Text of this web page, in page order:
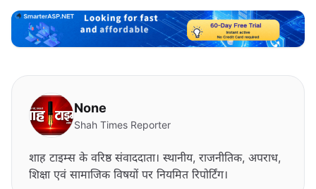
None
Shah Times Reporter
शाह टाइम्स के वरिष्ठ संवाददाता। स्थानीय, राजनीतिक, अपराध,
शिक्षा एवं सामाजिक विषयों पर नियमित रिपोर्टिंग।